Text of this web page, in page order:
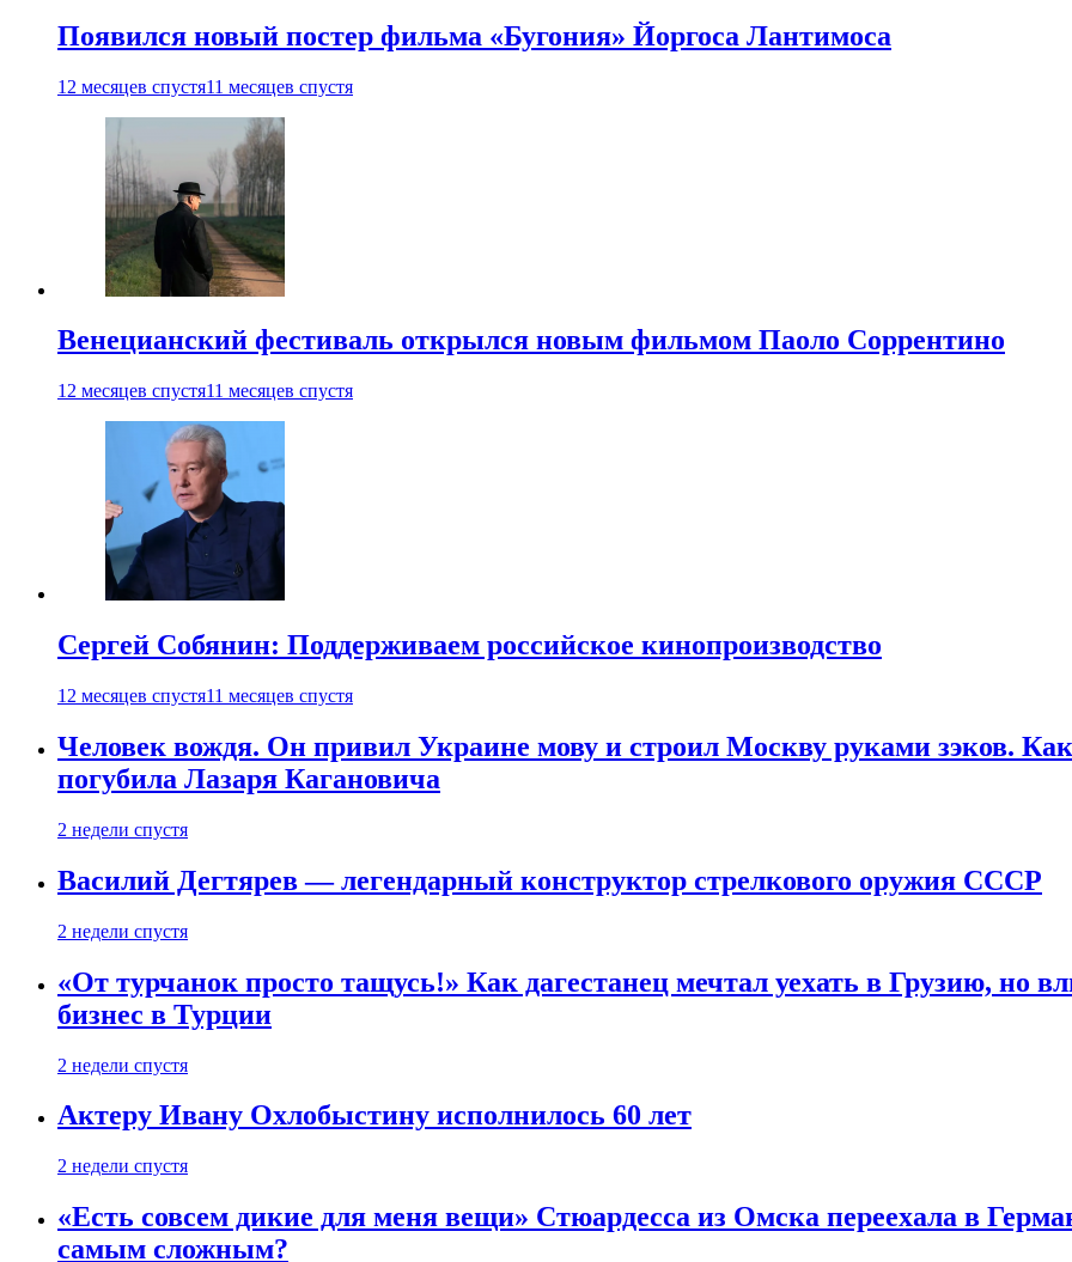
Появился новый постер фильма «Бугония» Йоргоса Лантимоса
12 месяцев спустя11 месяцев спустя
Венецианский фестиваль открылся новым фильмом Паоло Соррентино
12 месяцев спустя11 месяцев спустя
Сергей Собянин: Поддерживаем российское кинопроизводство
12 месяцев спустя11 месяцев спустя
Человек вождя. Он привил Украине мову и строил Москву руками зэков.
погубила Лазаря Кагановича
2 недели спустя
Василий Дегтярев — легендарный конструктор стрелкового оружия СССР
2 недели спустя
«От турчанок просто тащусь!» Как дагестанец мечтал уехать в Грузию, но
бизнес в Турции
2 недели спустя
Актеру Ивану Охлобыстину исполнилось 60 лет
2 недели спустя
«Есть совсем дикие для меня вещи» Стюардесса из Омска переехала в
самым сложным?